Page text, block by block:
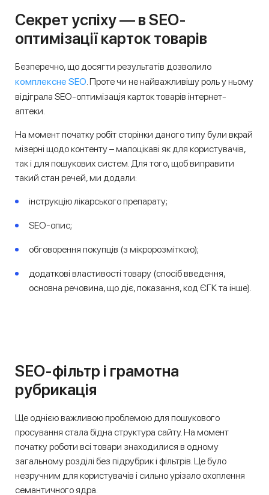
Секрет успіху — в SEO-
оптимізації карток товарів
Безперечно, що досягти результатів дозволило
комплексне SEO. Проте чи не найважливішу роль у ньому
відіграла SEO-оптимізація карток товарів інтернет-
аптеки.
На момент початку робіт сторінки даного типу були вкрай
мізерні щодо контенту – малоцікаві як для користувачів,
так і для пошукових систем. Для того, щоб виправити
такий стан речей, ми додали:
інструкцію лікарського препарату;
SEO-опис;
обговорення покупців (з мікророзміткою);
додаткові властивості товару (спосіб введення,
основна речовина, що діє, показання, код ЄГК та інше).
SEO-фільтр і грамотна
рубрикація
Ще однією важливою проблемою для пошукового
просування стала бідна структура сайту. На момент
початку роботи всі товари знаходилися в одному
загальному розділі без підрубрик і фільтрів. Це було
незручним для користувачів і сильно урізало охоплення
семантичного ядра.